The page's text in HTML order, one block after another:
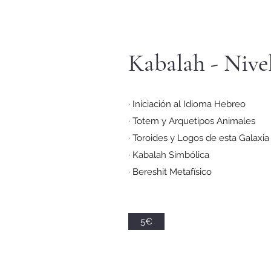
Kabalah -
· Iniciación al Idioma Hebreo
· Totem y Arquetipos Animales
· Toroides y Logos de esta Galaxia
· Kabalah Simbólica
· Bereshit Metafísico
5€